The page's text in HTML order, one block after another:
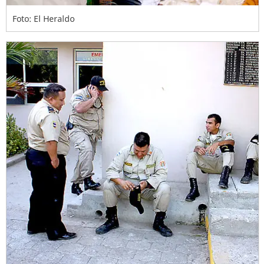
Foto: El Heraldo